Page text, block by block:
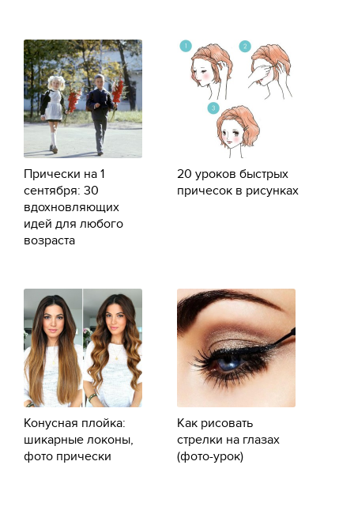
Прически на 1
сентября: 30
вдохновляющих
идей для любого
возраста
20 уроков быстрых
причесок в рисунках
Конусная плойка:
шикарные локоны,
фото прически
Как рисовать
стрелки на глазах
(фото-урок)